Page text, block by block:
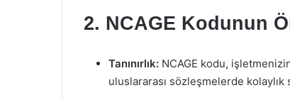
2. NCAGE Kodunun
Tanınırlık: NCAGE kodu,
uluslararası sözleşmelerde kolaylık